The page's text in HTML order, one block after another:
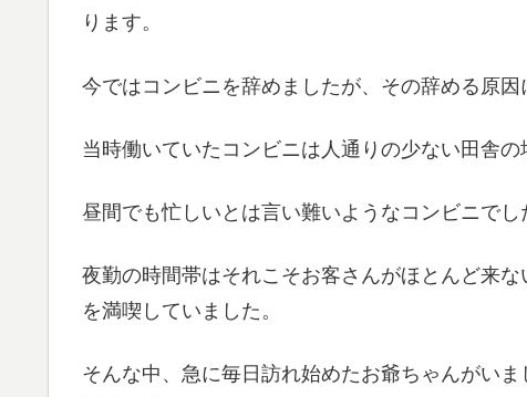
ります。
今ではコンビニを辞めましたが、その辞める原因
当時働いていたコンビニは人通りの少ない田舎の
昼間でも忙しいとは言い難いようなコンビニでし
夜勤の時間帯はそれこそお客さんがほとんど来
を満喫していました。
そんな中、急に毎日訪れ始めたお爺ちゃんがい